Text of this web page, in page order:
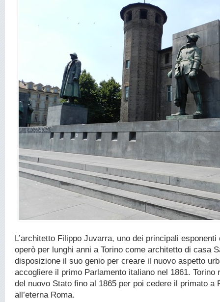
L’architetto Filippo Juvarra, uno dei principali
operò per lunghi anni a Torino come architetto di casa
disposizione il suo genio per creare il nuovo aspetto
accogliere il primo Parlamento italiano nel 1861. Torino
del nuovo Stato fino al 1865 per poi cedere il primato a
all’eterna Roma.